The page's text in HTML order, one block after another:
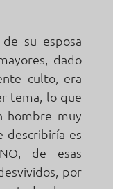
su esposa
dado
culto, era
tema, lo que
hombre muy
describiría es
de esas
por